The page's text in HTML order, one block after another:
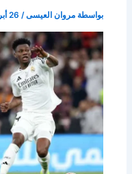
بواسطة مروان العيسى/ 26 أبريل 2025